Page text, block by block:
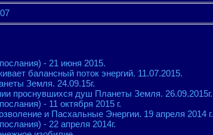
07
- 21 июня 2015.
балансный поток энергий. 11.07.2015.
Земля. 24.09.15г.
проснувшихся душ Планеты Земля. 26.09.2015г.
- 11 октября 2015 г.
и Пасхальные Энергии. 19 апреля 2014 г.
- 22 апреля 2014г.